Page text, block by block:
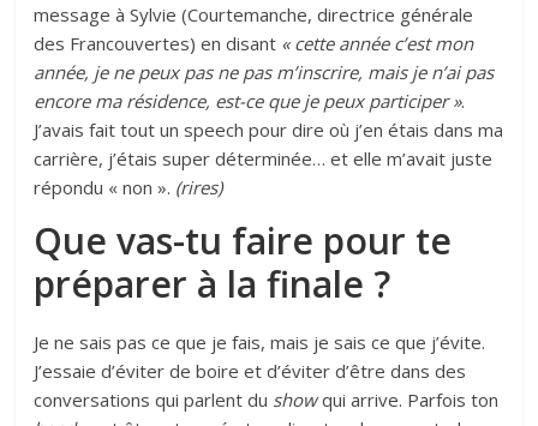
message à Sylvie (Courtemanche, directrice générale
des Francouvertes) en disant « cette année c’est mon
année, je ne peux pas ne pas m’inscrire, mais je n’ai pas
encore ma résidence, est-ce que je peux participer ».
J’avais fait tout un speech pour dire où j’en étais dans ma
carrière, j’étais super déterminée… et elle m’avait juste
répondu « non ». (rires)
Que vas-tu faire pour te
préparer à la finale ?
Je ne sais pas ce que je fais, mais je sais ce que j’évite.
J’essaie d’éviter de boire et d’éviter d’être dans des
conversations qui parlent du showqui arrive. Parfois ton